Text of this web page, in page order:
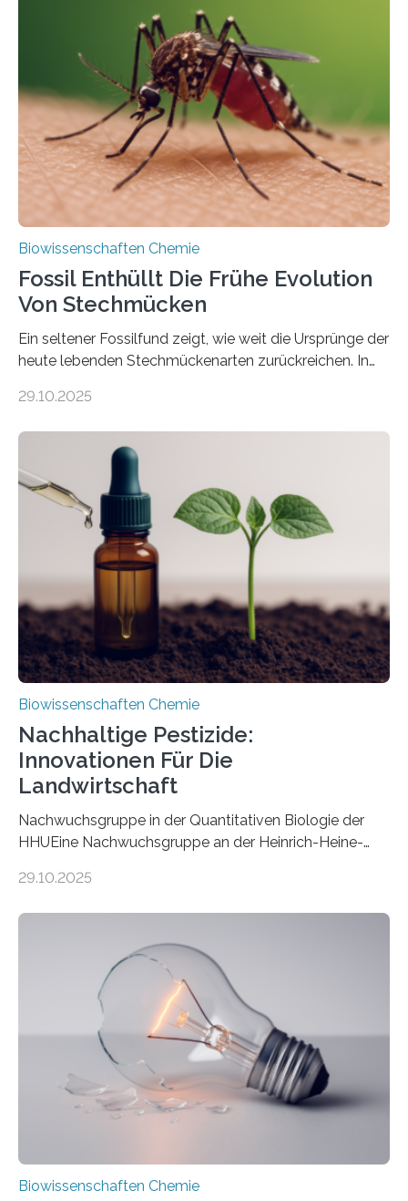
Grünalgen, die vor Hunderten von Millionen Jahren
lebten. Unter den Vorfahren sticht eine Gruppe heraus,
die noch heute in der Natur vorkommt: die
Süßwasseralge Coleochaetophyceae. Einige Arten
dieser Gruppe bilden aus Zellfäden dichte Geflechte
mit scheibenförmiger Gestalt. Was auffällig ist: Die
nächsten…
Biowissenschaften Chemie
Fossil Enthüllt Die Frühe Evolution
Von Stechmücken
Ein seltener Fossilfund zeigt, wie weit die Ursprünge der
heute lebenden Stechmückenarten zurückreichen. In
Forschende die bisher älteste bekannte Stechmücken-
Region Kachin in Myanmar und hat sich in
ausgezeichnetem Zustand erhalten. Es konnte als neue
Art einer neuen Gattung beschrieben werden und trägt
nun den Namen Cretosabethes primaevus. Dieser erste
fossile Nachweis einer Stechmückenlarve in Bernstein
stellt gleichzeitig den ersten Fossilfund einer
Mückenlarve aus dem Mesozoikum dar, denn…
29.10.2025
Biowissenschaften Chemie
Nachhaltige Pestizide:
Innovationen Für Die
Landwirtschaft
Nachwuchsgruppe in der Quantitativen Biologie der
HHUEine Nachwuchsgruppe an der Heinrich-Heine-
fünf Jahren erforschen, wie Bakterien auf
ursprünglich aus einer Pflanze, der Dalmatinischen
Insektenblume. Das Bundesministerium für Forschung,
Technologie und Raumfahrt (BMFTR) fördert das
Projekt im Rahmen der Nationalen
Bioökonomiestrategie mit rund 2,7 Millionen Euro.
Pestizide sind äußerst wichtig, um die globale
Ernährung zu sichern. Ohne sie besteht die weltweite
Gefahr erheblicher…
29.10.2025
Biowissenschaften Chemie